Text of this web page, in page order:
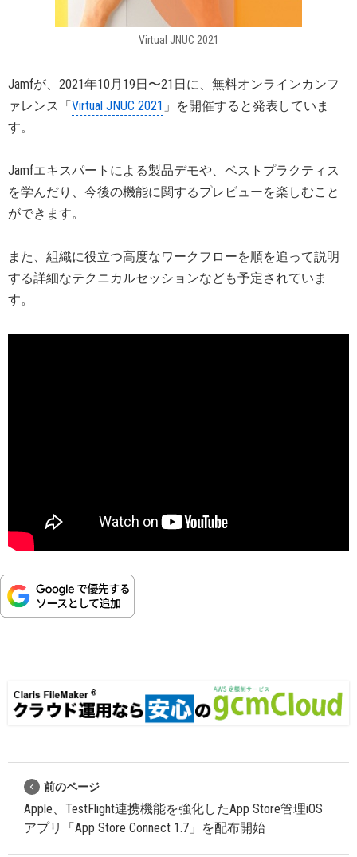
Virtual JNUC 2021
Jamfが、2021年10月19日〜21日に、無料オンラインカンフ
ァレンス「Virtual JNUC 2021 」を開催すると発表していま
す。
Jamfエキスパートによる製品デモや、ベストプラクティス
を学んだり、今後の機能に関するプレビューを楽しむこと
ができます。
また、組織に役立つ高度なワークフローを順を追って説明
する詳細なテクニカルセッションなども予定されていま
す。
前のページ
Apple、TestFlight連携機能を強化したApp Store管理iOS
アプリ「App Store Connect 1.7」を配布開始